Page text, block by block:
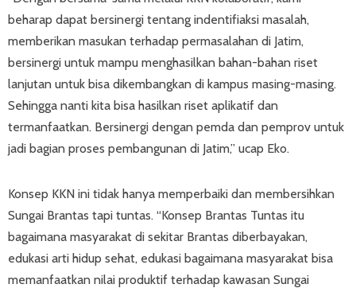
beharap dapat bersinergi tentang indentifiaksi masalah,
memberikan masukan terhadap permasalahan di Jatim,
bersinergi untuk mampu menghasilkan bahan-bahan riset
lanjutan untuk bisa dikembangkan di kampus masing-masing.
Sehingga nanti kita bisa hasilkan riset aplikatif dan
termanfaatkan. Bersinergi dengan pemda dan pemprov untuk
jadi bagian proses pembangunan di Jatim,” ucap Eko.
Konsep KKN ini tidak hanya memperbaiki dan membersihkan
Sungai Brantas tapi tuntas. “Konsep Brantas Tuntas itu
bagaimana masyarakat di sekitar Brantas diberbayakan,
edukasi arti hidup sehat, edukasi bagaimana masyarakat bisa
memanfaatkan nilai produktif terhadap kawasan Sungai